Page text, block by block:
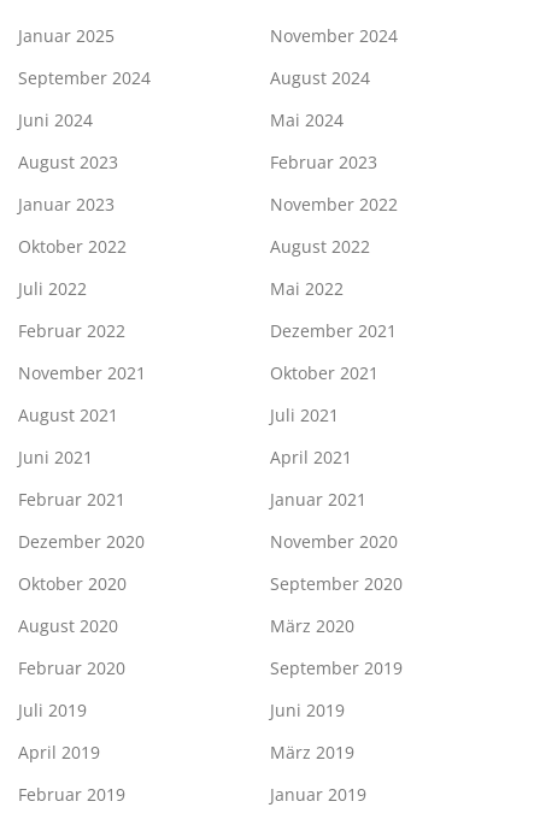
Januar 2025
November 2024
September 2024
August 2024
Juni 2024
Mai 2024
August 2023
Februar 2023
Januar 2023
November 2022
Oktober 2022
August 2022
Juli 2022
Mai 2022
Februar 2022
Dezember 2021
November 2021
Oktober 2021
August 2021
Juli 2021
Juni 2021
April 2021
Februar 2021
Januar 2021
Dezember 2020
November 2020
Oktober 2020
September 2020
August 2020
März 2020
Februar 2020
September 2019
Juli 2019
Juni 2019
April 2019
März 2019
Februar 2019
Januar 2019